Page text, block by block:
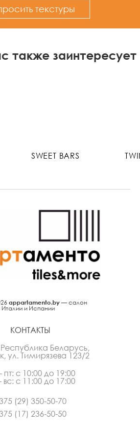
текстуры
также заинтересует
SWEET BARS
appartamento.by — салон
Италии и Испании
КОНТАКТЫ
Республика Беларусь,
ул. Тимирязева 123/2
пт: с 10:00 до 19:00
вс: с 11:00 до 17:00
(29) 350-50-70
(17) 236-50-50